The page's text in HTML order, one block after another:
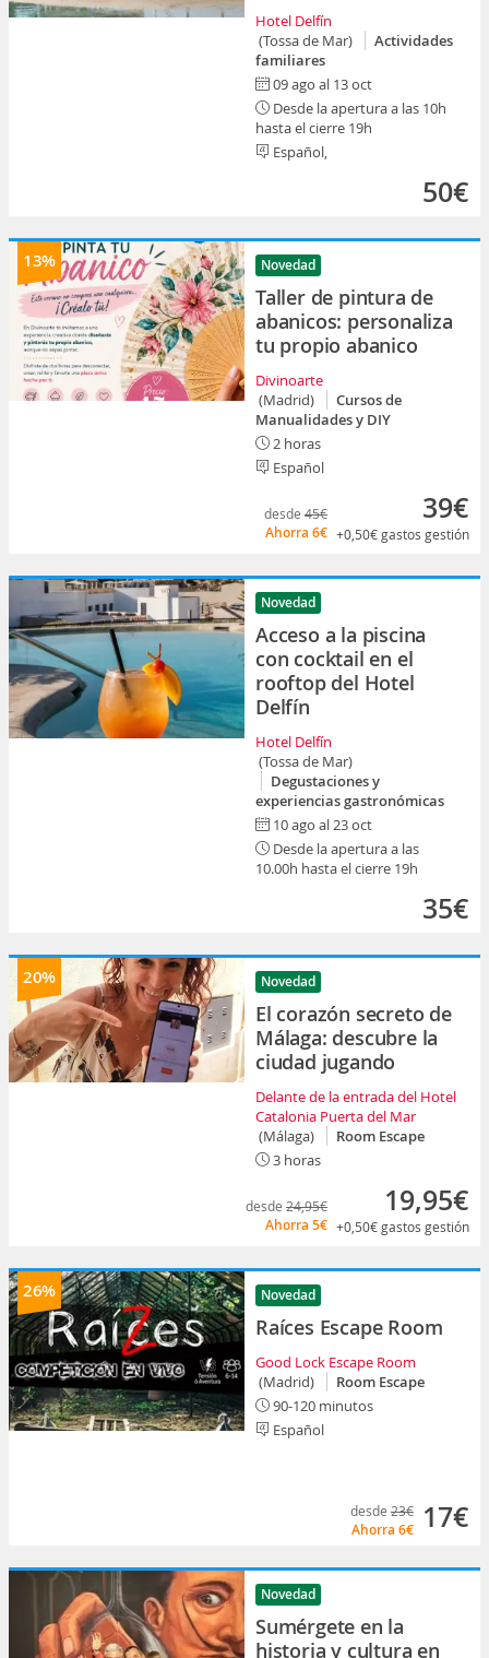
Hotel Delfín
(Tossa de Mar)
Actividades
familiares
09 ago al 13 oct
Desde la apertura a las 10h
hasta el cierre 19h
Español,
50€
13% Novedad
Taller de pintura de
abanicos: personaliza
tu propio abanico
Divinoarte
(Madrid)
Cursos de
Manualidades y DIY
2 horas
Español
desde 45€
Ahorra 6€
39€
+0,50€gastos gestión
Novedad
Acceso a la piscina
con cocktail en el
rooftop del Hotel
Delfín
Hotel Delfín
(Tossa de Mar)
Degustaciones y
experiencias gastronómicas
10 ago al 23 oct
Desde la apertura a las
10.00h hasta el cierre 19h
35€
20% Novedad
El corazón secreto de
Málaga: descubre la
ciudad jugando
Delante de la entrada del Hotel
Catalonia Puerta del Mar
(Málaga)
Room Escape
3 horas
desde 24,95€
Ahorra 5€
19,95€
+0,50€gastos gestión
26% Novedad
Raíces Escape Room
Good Lock Escape Room
(Madrid)
Room Escape
90-120 minutos
Español
desde 23€
Ahorra 6€ 17€
Novedad
Sumérgete en la
historia y cultura en